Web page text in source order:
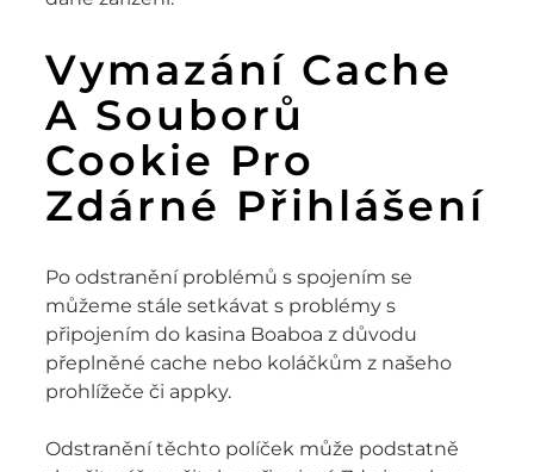
Vymazání Cache
A Souborů
Cookie Pro
Zdárné Přihlášení
Po odstranění problémů s spojením se
můžeme stále setkávat s problémy s
připojením do kasina Boaboa z důvodu
přeplněné cache nebo koláčkům z našeho
prohlížeče či appky.
Odstranění těchto políček může podstatně